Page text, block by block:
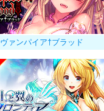
ヴァンパイア†ブラッド